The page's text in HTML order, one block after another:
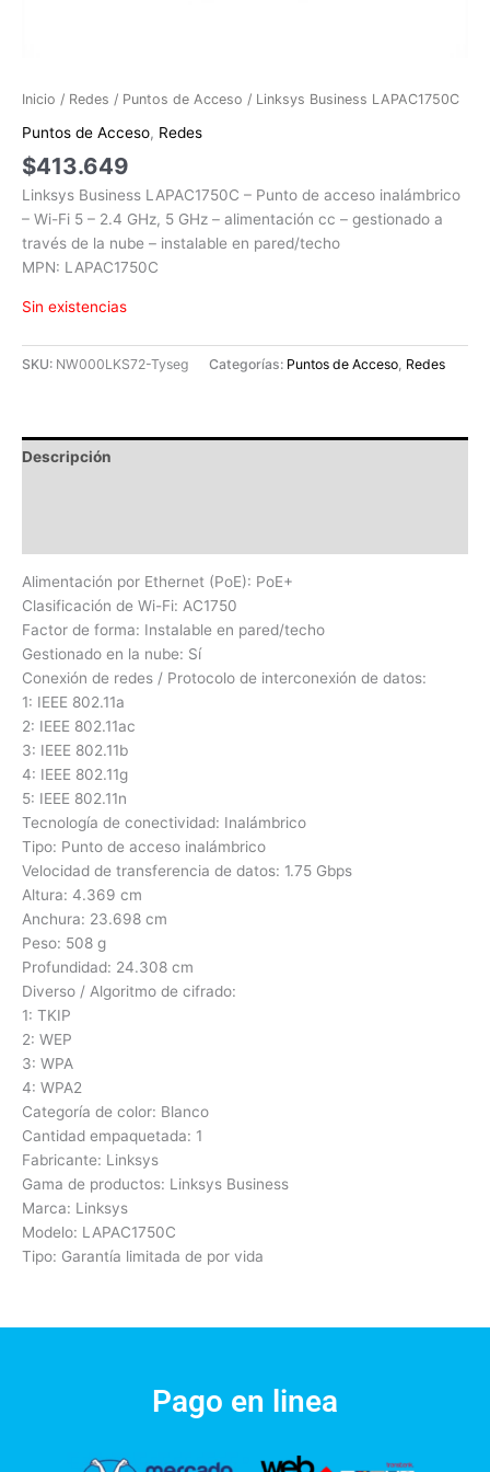
Inicio / Redes / Puntos de Acceso / Linksys Business LAPAC1750C
Puntos de Acceso, Redes
$413.649
Linksys Business LAPAC1750C – Punto de acceso inalámbrico
– Wi-Fi 5 – 2.4 GHz, 5 GHz – alimentación cc – gestionado a
través de la nube – instalable en pared/techo
MPN: LAPAC1750C
Sin existencias
SKU: NW000LKS72-Tyseg Categorías: Puntos de Acceso, Redes
Descripción
Alimentación por Ethernet (PoE): PoE+
Clasificación de Wi-Fi: AC1750
Factor de forma: Instalable en pared/techo
Gestionado en la nube: Sí
Conexión de redes / Protocolo de interconexión de datos:
1: IEEE 802.11a
2: IEEE 802.11ac
3: IEEE 802.11b
4: IEEE 802.11g
5: IEEE 802.11n
Tecnología de conectividad: Inalámbrico
Tipo: Punto de acceso inalámbrico
Velocidad de transferencia de datos: 1.75 Gbps
Altura: 4.369 cm
Anchura: 23.698 cm
Peso: 508 g
Profundidad: 24.308 cm
Diverso / Algoritmo de cifrado:
1: TKIP
2: WEP
3: WPA
4: WPA2
Categoría de color: Blanco
Cantidad empaquetada: 1
Fabricante: Linksys
Gama de productos: Linksys Business
Marca: Linksys
Modelo: LAPAC1750C
Tipo: Garantía limitada de por vida
Pago en linea